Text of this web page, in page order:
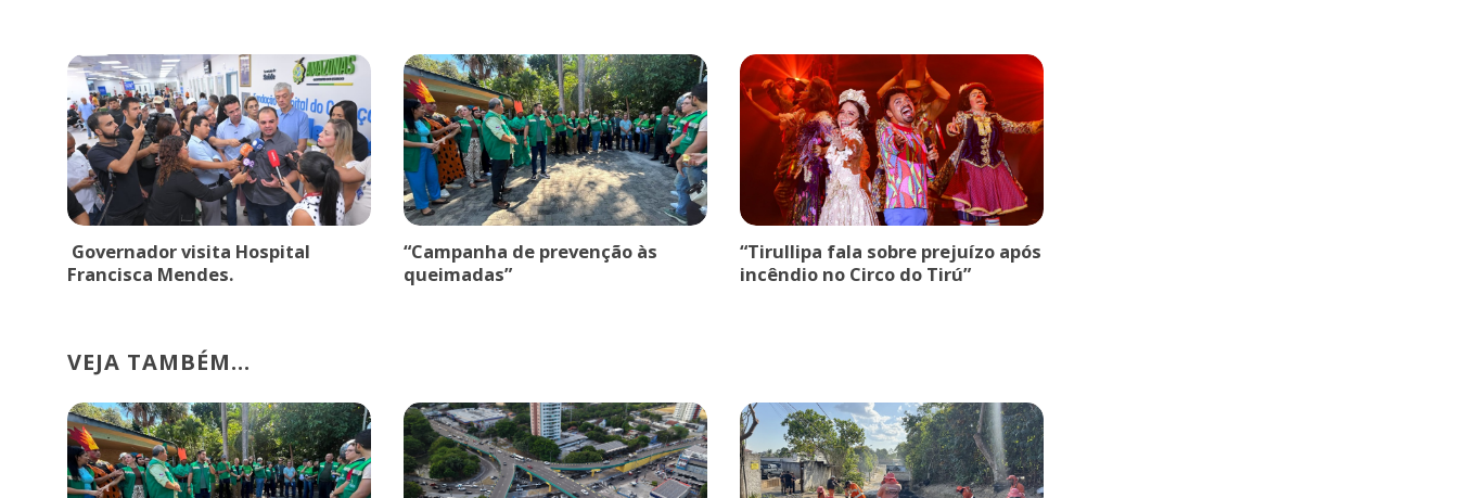
Governador visita Hospital
Francisca Mendes.
“Campanha de prevenção às
queimadas”
“Tirullipa fala sobre prejuízo após
incêndio no Circo do Tirú”
VEJA TAMBÉM...